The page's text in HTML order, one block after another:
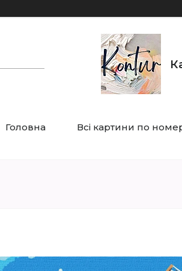
Головна Всі картини по